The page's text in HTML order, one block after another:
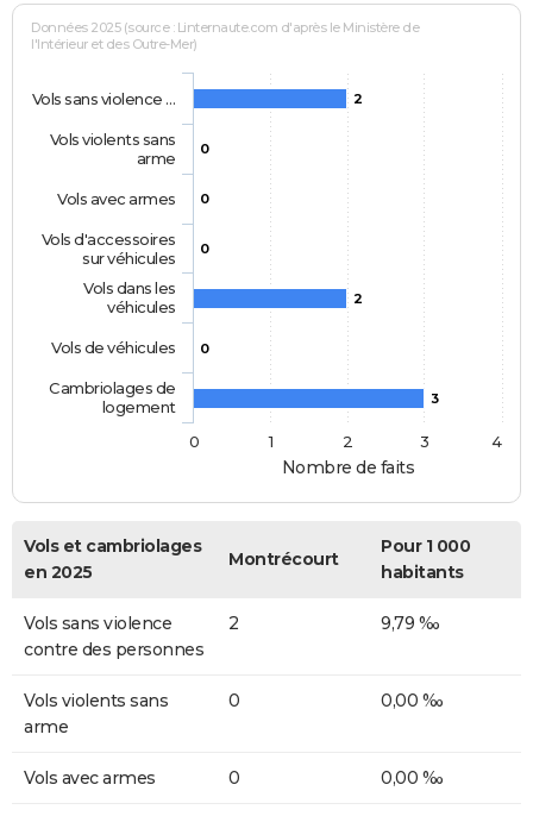
Nombre de faits
Données 2025 (source : Linternaute.com d'après le Ministère de
l'Intérieur et des Outre-Mer)
2
0
0
0
2
0
3
Vols sans violence …
Vols violents sans
arme
Vols avec armes
Vols d'accessoires
sur véhicules
Vols dans les
véhicules
Vols de véhicules
Cambriolages de
logement
0
1 2 3 4
Vols et cambriolages
en 2025
Montrécourt
Pour 1 000
habitants
Vols sans violence
contre des personnes
2 9,79 ‰
Vols violents sans
arme
0 0,00 ‰
Vols avec armes 0 0,00 ‰